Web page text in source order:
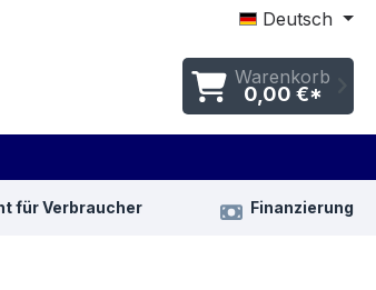
Deutsch
Warenkorb
0,00 €*
für Verbraucher Finanzierung